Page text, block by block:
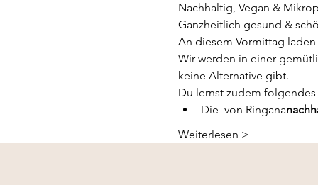
Nachhaltig, Vegan &
Ganzheitlich gesund &
An diesem Vormittag
Wir werden in einer
keine Alternative gibt.
Du lernst zudem
Die von Ringana
Weiterlesen >